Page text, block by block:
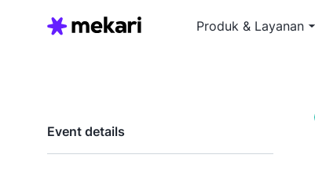
Produk & Layanan
Event details